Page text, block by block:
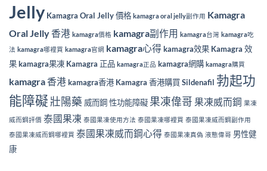
Jelly Kamagra Oral Jelly 價格 kamagra oral jelly副作用 Kamagra
Oral Jelly 香港 kamagra價格 kamagra副作用 kamagra台灣 kamagra吃
法 kamagra哪裡買 kamagra官網 kamagra心得kamagra效果 Kamagra 效
果kamagra果凍 Kamagra 正品 kamagra正品 kamagra網購 kamagra購買
kamagra 香港kamagra香港 Kamagra 香港購買 Sildenafil 勃起功
能障礙壯陽藥 威而鋼 性功能障礙 果凍偉哥 果凍威而鋼 果凍
威而鋼評價 泰國果凍 泰國果凍使用方法 泰國果凍哪裡買 泰國果凍威而鋼副作用
泰國果凍威而鋼哪裡買 泰國果凍威而鋼心得 泰國果凍真偽 液態偉哥 男性健
康